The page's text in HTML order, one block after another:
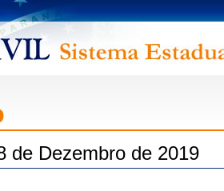
de Dezembro de 2019